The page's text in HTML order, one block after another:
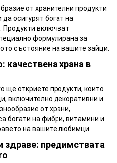
от хранителни продукти
осигурят богат на
Продукти включват
формулирана за
състояние на вашите зайци.
качествена храна в
ще откриете продукти, които
включително декоративни и
от храни,
богати на фибри, витамини и
на вашите любимци.
здраве: предимствата